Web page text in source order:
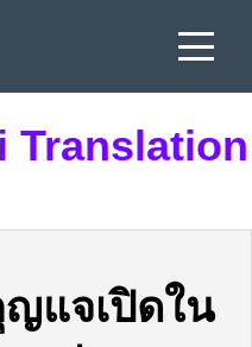
Translation
แจเปิดใน